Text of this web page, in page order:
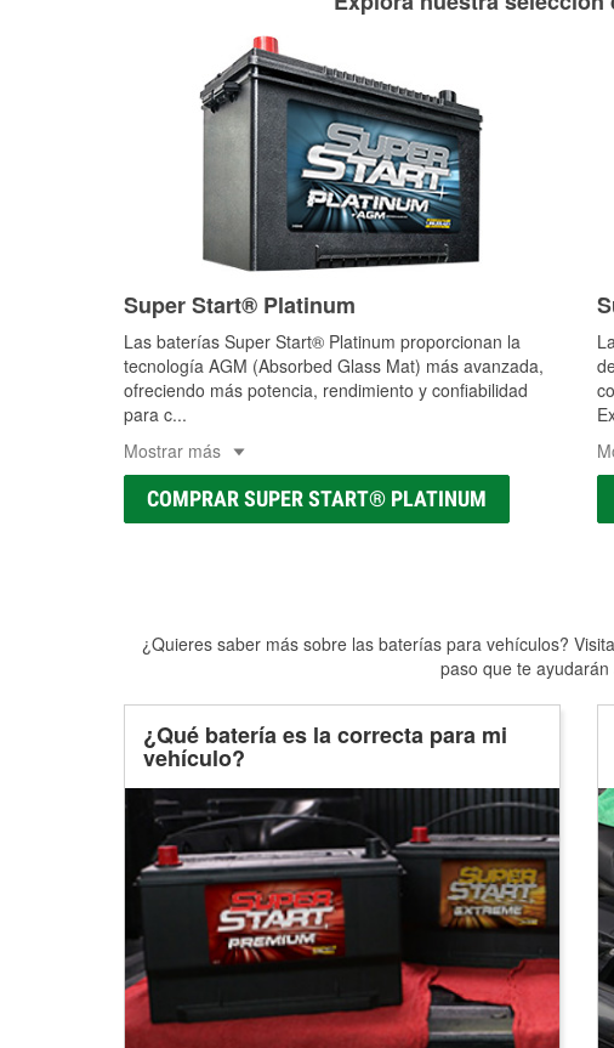
Super Start® Platinum
Las baterías Super Start® Platinum proporcionan la
tecnología AGM (Absorbed Glass Mat) más avanzada,
ofreciendo más potencia, rendimiento y confiabilidad
para c...
Mostrar más
COMPRAR SUPER START® PLATINUM
¿Quieres saber más sobre las baterías para vehículos?
paso que te
¿Qué batería es la correcta para mi
vehículo?